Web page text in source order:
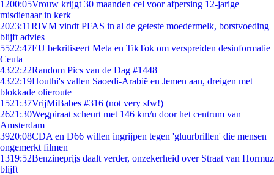
1200:05Vrouw krijgt 30 maanden cel voor afpersing 12-jarige
misdienaar in kerk
2023:11RIVM vindt PFAS in al de geteste moedermelk, borstvoeding
blijft advies
5522:47EU bekritiseert Meta en TikTok om verspreiden desinformatie
Ceuta
4322:22Random Pics van de Dag #1448
4322:19Houthi's vallen Saoedi-Arabië en Jemen aan, dreigen met
blokkade olieroute
1521:37VrijMiBabes #316 (not very sfw!)
2621:30Wegpiraat scheurt met 146 km/u door het centrum van
Amsterdam
3920:08CDA en D66 willen ingrijpen tegen 'gluurbrillen' die mensen
ongemerkt filmen
1319:52Benzineprijs daalt verder, onzekerheid over Straat van Hormuz
blijft